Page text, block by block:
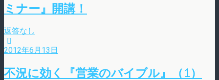
ミナー』開講！
返答なし
2012年6月13日
不況に効く『営業のバイブル』（1）